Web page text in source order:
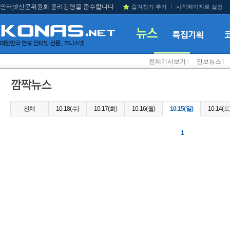
인터넷신문위원회 윤리강령을 준수합니다 즐겨찾기 추가 시작페이지로 설정
전체기사보기 안보뉴스
전체 10.18(수) 10.17(화) 10.16(월) 10.15(일) 10.14(
1